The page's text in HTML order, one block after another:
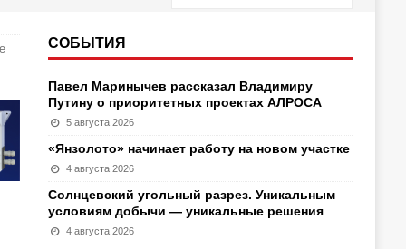
СОБЫТИЯ
Павел Маринычев рассказал Владимиру
Путину о приоритетных проектах АЛРОСА
5 августа 2026
«Янзолото» начинает работу на новом участке
4 августа 2026
Солнцевский угольный разрез. Уникальным
условиям добычи — уникальные решения
4 августа 2026